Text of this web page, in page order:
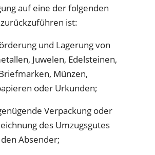
auf eine der folgenden
ist:
und Lagerung von
Juwelen, Edelsteinen,
Münzen,
oder Urkunden;
Verpackung oder
des Umzugsgutes
Absender;